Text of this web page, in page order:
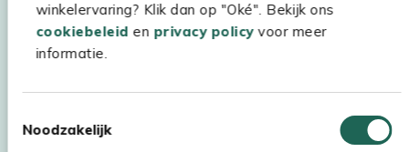
winkelervaring? Klik dan op "Oké". Bekijk ons
cookiebeleid en privacy policy voor meer
informatie.
Noodzakelijk